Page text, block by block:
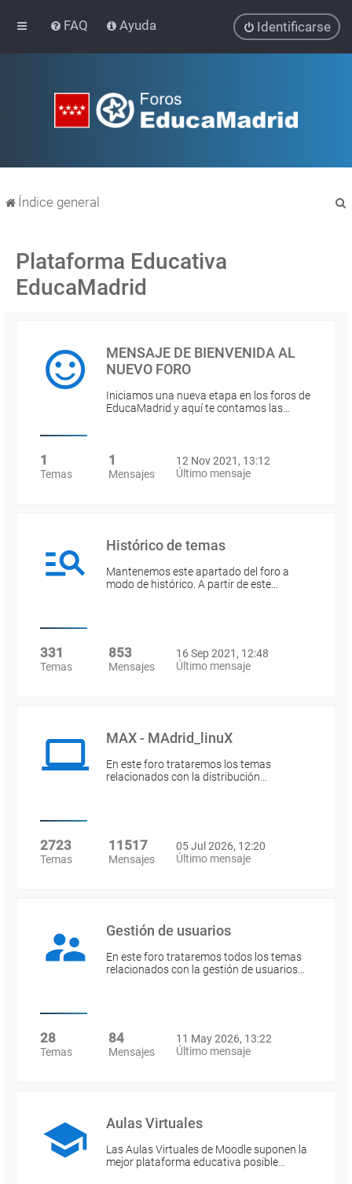
FAQ Ayuda Identificarse
Índice general
Plataforma Educativa
EducaMadrid
MENSAJE DE BIENVENIDA AL
NUEVO FORO
Iniciamos una nueva etapa en los foros de
EducaMadrid y aquí te contamos las…
1
Temas
1
Mensajes
12 Nov 2021, 13:12
Último mensaje
Histórico de temas
Mantenemos este apartado del foro a
modo de histórico. A partir de este…
331
Temas
853
Mensajes
16 Sep 2021, 12:48
Último mensaje
MAX - MAdrid_linuX
En este foro trataremos los temas
relacionados con la distribución…
2723
Temas
11517
Mensajes
05 Jul 2026, 12:20
Último mensaje
Gestión de usuarios
En este foro trataremos todos los temas
relacionados con la gestión de usuarios…
28
Temas
84
Mensajes
11 May 2026, 13:22
Último mensaje
Aulas Virtuales
Las Aulas Virtuales de Moodle suponen la
mejor plataforma educativa posible…